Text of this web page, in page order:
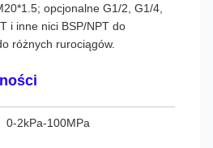
opcjonalne G1/2, G1/4,
i inne nici BSP/NPT do
różnych rurociągów.
0-2kPa-100MPa